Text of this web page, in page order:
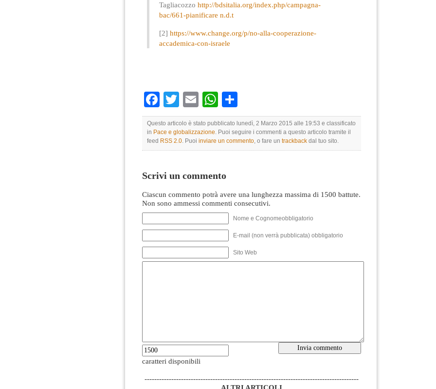
Tagliacozzo http://bdsitalia.org/index.php/campagna-
bac/661-pianificare n.d.t
[2] https://www.change.org/p/no-alla-cooperazione-
accademica-con-israele
Facebook
TwitterEmailWhatsApp
Questo articolo è stato pubblicato lunedì, 2 Marzo 2015 alle 19:53 e classificato
in Pace e globalizzazione . Puoi seguire i commenti a questo articolo tramite il
feed RSS 2.0 . Puoi inviare un commento , o fare un trackback dal tuo sito.
Scrivi un commento
Ciascun commento potrà avere una lunghezza massima di 1500 battute.
Non sono ammessi commenti consecutivi.
Nome e Cognomeobbligatorio
E-mail (non verrà pubblicata) obbligatorio
Sito Web
caratteri disponibili
----------------------------------------------------------------------------------------
ALTRI ARTICOLI